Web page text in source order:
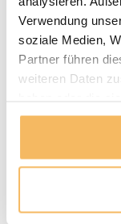
Verwendung
soziale Medien,
Partner führen
weiteren Daten
gesammelt haben.
Puurteak.de hat
Möbel nach
Wir setzen uns
mit Ihnen einen
Gartenmöbel
ebenerdig. Bei
sollte zum
Bestellungen ab
können bei der
bezahlen, Wenn
machen, bei der